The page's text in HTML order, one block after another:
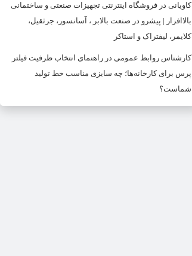
کاویانی در فروشگاه اینترنتی تجهیزات صنعتی و ساختمانی
بالاافزار | پیشرو در صنعت بالابر ، آسانسور، جرثقیل،
کلایمر، لیفتراک و استاکر
کارشناس روابط عمومی در راهنمای انتخاب ظرفیت فیلتر
پرس برای کارخانه‌ها؛ چه سایزی مناسب خط تولید
شماست؟